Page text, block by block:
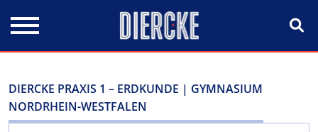
DIERCKE PRAXIS 1 – ERDKUNDE | GYMNASIUM
NORDRHEIN-WESTFALEN